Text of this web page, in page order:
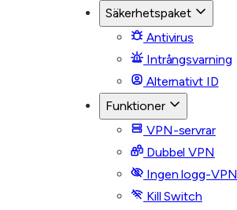
Säkerhetspaket
Antivirus
Intrångsvarning
Alternativt ID
Funktioner
VPN-servrar
Dubbel VPN
Ingen logg-VPN
Kill Switch